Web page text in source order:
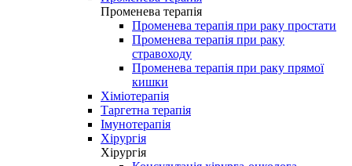
Променева терапія
Променева терапія при раку простати
Променева терапія при раку
стравоходу
Променева терапія при раку прямої
кишки
Хіміотерапія
Таргетна терапія
Імунотерапія
Хірургія
Хірургія